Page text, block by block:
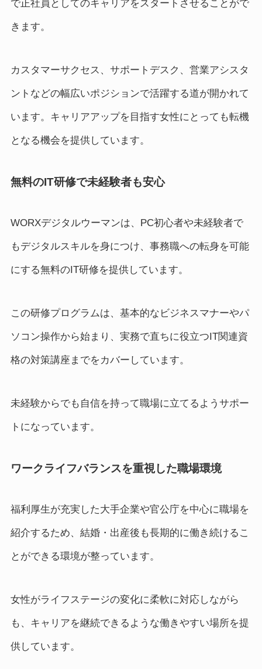
で正社員としてのキャリアをスタートさせることがで
きます。
カスタマーサクセス、サポートデスク、営業アシスタ
ントなどの幅広いポジションで活躍する道が開かれて
います。キャリアアップを目指す女性にとっても転機
となる機会を提供しています。
無料のIT研修で未経験者も安心
WORXデジタルウーマンは、PC初心者や未経験者で
もデジタルスキルを身につけ、事務職への転身を可能
にする無料のIT研修を提供しています。
この研修プログラムは、基本的なビジネスマナーやパ
ソコン操作から始まり、実務で直ちに役立つIT関連資
格の対策講座までをカバーしています。
未経験からでも自信を持って職場に立てるようサポー
トになっています。
ワークライフバランスを重視した職場環境
福利厚生が充実した大手企業や官公庁を中心に職場を
紹介するため、結婚・出産後も長期的に働き続けるこ
とができる環境が整っています。
女性がライフステージの変化に柔軟に対応しながら
も、キャリアを継続できるような働きやすい場所を提
供しています。